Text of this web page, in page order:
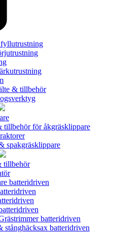
& tillbehör
tillbehör för åkgräsklippare
spakgräsklippare
tillbehör
batteridriven
batteridriven
stånghäcksax batteridriven